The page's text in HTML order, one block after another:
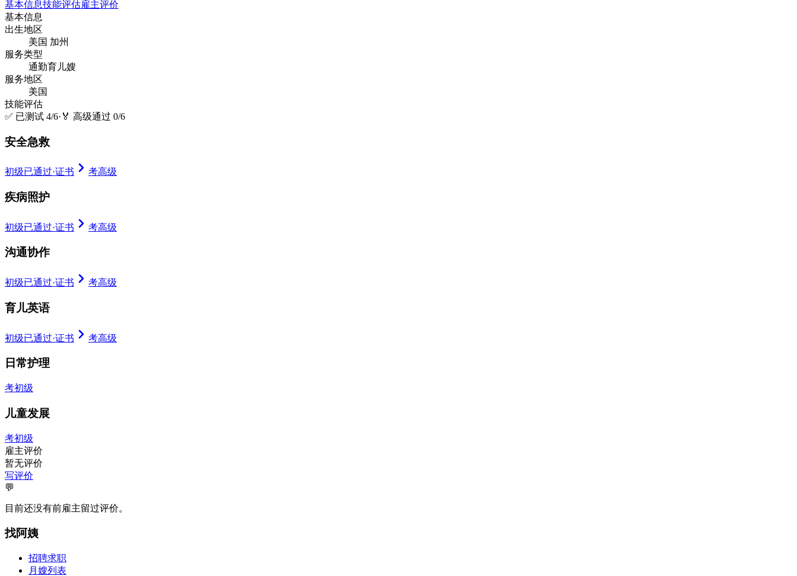
基本信息技能评估雇主评价
基本信息
出生地区
美国 加州
服务类型
通勤育儿嫂
服务地区
美国
技能评估
✅ 已测试 4/6· 🏅 高级通过 0/6
安全急救
初级已通过·证书 考高级
疾病照护
初级已通过·证书 考高级
沟通协作
初级已通过·证书 考高级
育儿英语
初级已通过·证书 考高级
日常护理
考初级
儿童发展
考初级
雇主评价
暂无评价
写评价
💬
目前还没有前雇主留过评价。
找阿姨
招聘求职
月嫂列表